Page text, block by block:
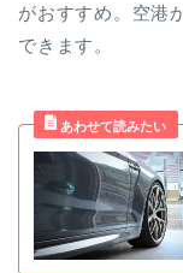
がおすすめ。空港
できます。